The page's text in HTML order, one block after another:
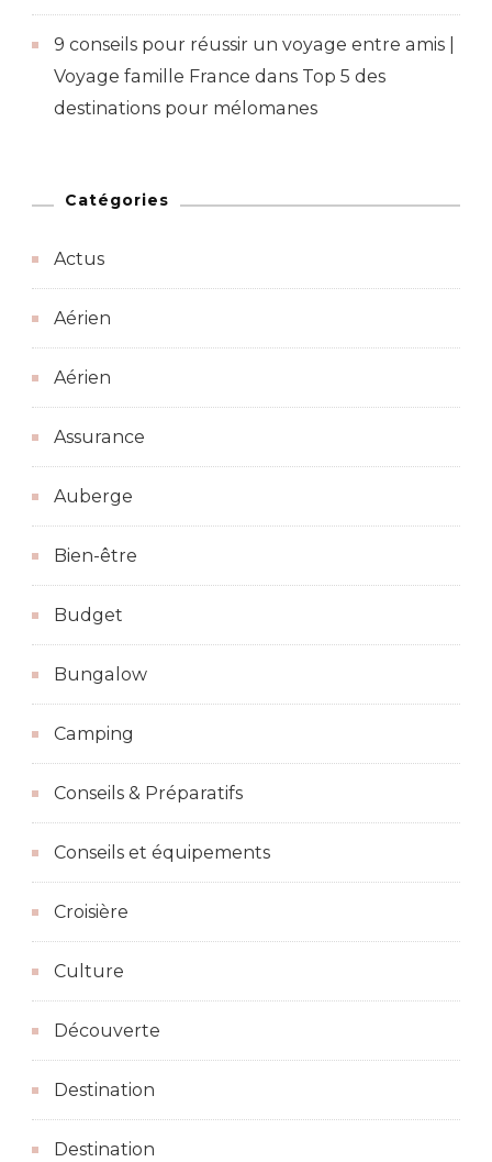
9 conseils pour réussir un voyage entre amis |
Voyage famille France dans Top 5 des
destinations pour mélomanes
Catégories
Actus
Aérien
Aérien
Assurance
Auberge
Bien-être
Budget
Bungalow
Camping
Conseils & Préparatifs
Conseils et équipements
Croisière
Culture
Découverte
Destination
Destination